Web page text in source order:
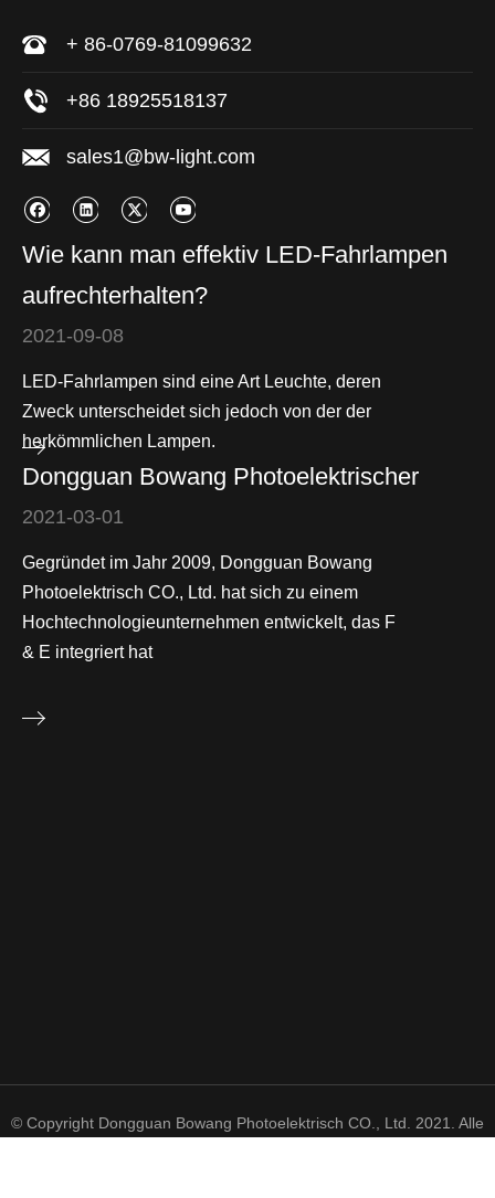
+ 86-0769-81099632
+86 18925518137
sales1@bw-light.com
Wie kann man effektiv LED-Fahrlampen
aufrechterhalten?
2021-09-08
LED-Fahrlampen sind eine Art Leuchte, deren
Zweck unterscheidet sich jedoch von der der
herkömmlichen Lampen.
Dongguan Bowang Photoelektrischer
2021-03-01
Gegründet im Jahr 2009, Dongguan Bowang
Photoelektrisch CO., Ltd. hat sich zu einem
Hochtechnologieunternehmen entwickelt, das F
& E integriert hat
© Copyright Dongguan Bowang Photoelektrisch CO., Ltd. 2021. Alle